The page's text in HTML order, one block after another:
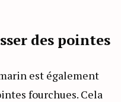
des pointes
est également
fourchues. Cela